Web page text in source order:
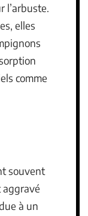
l’arbuste.
elles
comme
souvent
aggravé
à un